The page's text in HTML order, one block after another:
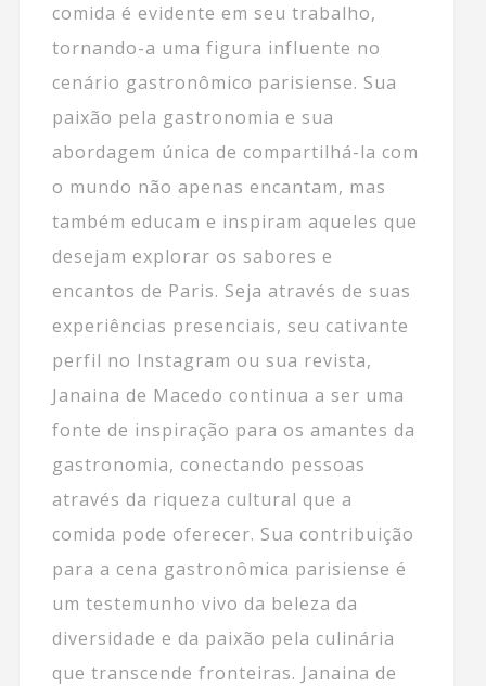
comida é evidente em seu trabalho,
tornando-a uma figura influente no
cenário gastronômico parisiense. Sua
paixão pela gastronomia e sua
abordagem única de compartilhá-la com
o mundo não apenas encantam, mas
também educam e inspiram aqueles que
desejam explorar os sabores e
encantos de Paris. Seja através de suas
experiências presenciais, seu cativante
perfil no Instagram ou sua revista,
Janaina de Macedo continua a ser uma
fonte de inspiração para os amantes da
gastronomia, conectando pessoas
através da riqueza cultural que a
comida pode oferecer. Sua contribuição
para a cena gastronômica parisiense é
um testemunho vivo da beleza da
diversidade e da paixão pela culinária
que transcende fronteiras. Janaina de